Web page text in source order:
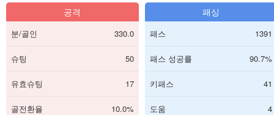
공격
분/골인 330.0
슈팅 50
유효슈팅 17
골전환율 10.0%
패싱
패스 1391
패스 성공률 90.7%
키패스 41
도움 4